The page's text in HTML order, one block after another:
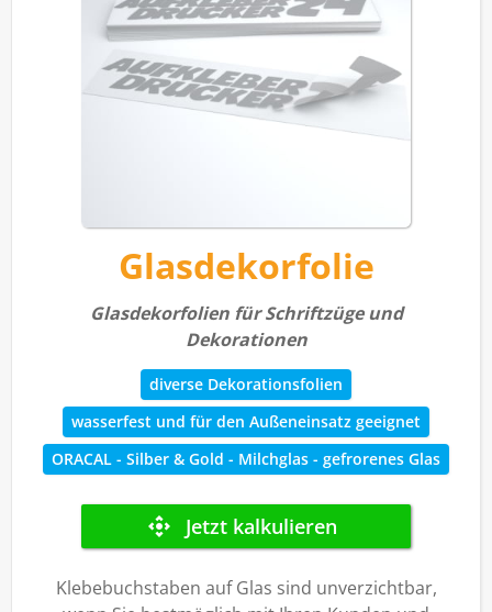
Glasdekorfolie
Glasdekorfolien für Schriftzüge und
Dekorationen
diverse Dekorationsfolien
wasserfest und für den Außeneinsatz geeignet
ORACAL - Silber & Gold - Milchglas - gefrorenes Glas
Klebebuchstaben auf Glas sind unverzichtbar,